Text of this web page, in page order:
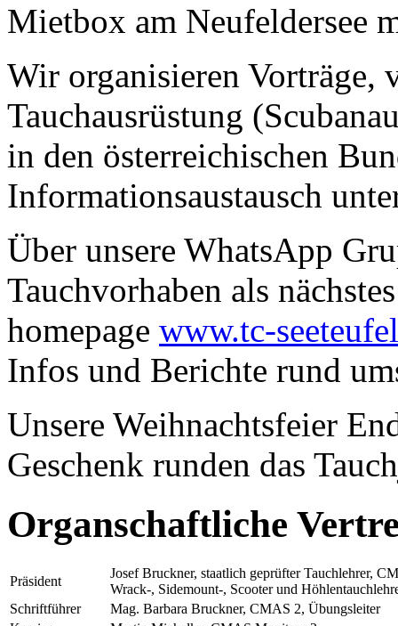
Mietbox am Neufeldersee
Wir organisieren Vorträge,
Tauchausrüstung
in den österreichischen
Informationsaustausch
Über unsere WhatsApp
Tauchvorhaben als
homepage www.tc-
Infos und Berichte rund
Unsere Weihnachtsfeier
Geschenk runden das
Organschaftliche
Präsident
Josef Bruckner, staatlich geprüfter Tauchlehrer,
Wrack-, Sidemount-, Scooter und
Schriftführer
Mag. Barbara Bruckner, CMAS 2, Übungsleiter